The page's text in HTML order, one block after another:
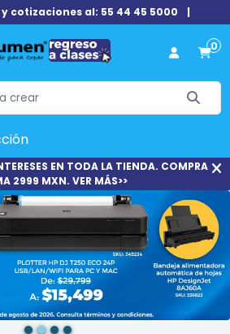
cotizaciones al: 55 44 45 5000 |
0
EN TODA LA TIENDA. COMPRA
2999 MXN. VER MÁS>>